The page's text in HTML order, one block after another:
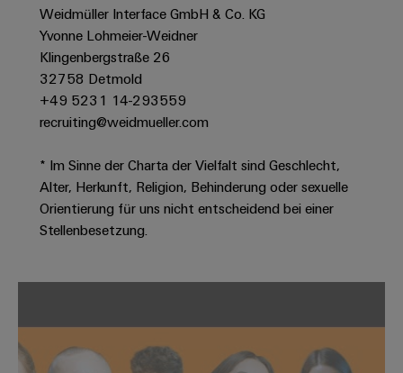
und
bestückte
Gehäuse
Kundenspezifische
Kabelkonfektionierung
Produktinnovationen
im Bereich
Weidmüller Interface GmbH & Co. KG
Yvonne Lohmeier-Weidner
Klingenbergstraße 26
32758 Detmold
+49 5231 14-293559
recruiting@weidmueller.com
* Im Sinne der Charta der Vielfalt sind Geschlecht,
Alter, Herkunft, Religion, Behinderung oder sexuelle
Orientierung für uns nicht entscheidend bei einer
Stellenbesetzung.